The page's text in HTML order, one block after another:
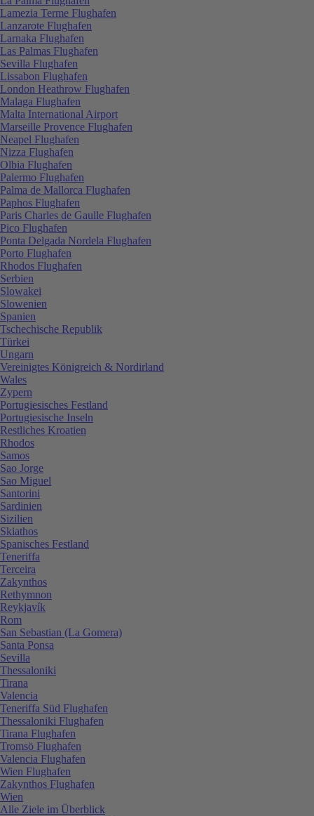
Lamezia Terme Flughafen
Lanzarote Flughafen
Larnaka Flughafen
Las Palmas Flughafen
Sevilla Flughafen
Lissabon Flughafen
London Heathrow Flughafen
Malaga Flughafen
Malta International Airport
Marseille Provence Flughafen
Neapel Flughafen
Nizza Flughafen
Olbia Flughafen
Palermo Flughafen
Palma de Mallorca Flughafen
Paphos Flughafen
Paris Charles de Gaulle Flughafen
Pico Flughafen
Ponta Delgada Nordela Flughafen
Porto Flughafen
Rhodos Flughafen
Serbien
Slowakei
Slowenien
Spanien
Tschechische Republik
Türkei
Ungarn
Vereinigtes Königreich & Nordirland
Wales
Zypern
Portugiesisches Festland
Portugiesische Inseln
Restliches Kroatien
Rhodos
Samos
Sao Jorge
Sao Miguel
Santorini
Sardinien
Sizilien
Skiathos
Spanisches Festland
Teneriffa
Terceira
Zakynthos
Rethymnon
Reykjavík
Rom
San Sebastian (La Gomera)
Santa Ponsa
Sevilla
Thessaloniki
Tirana
Valencia
Teneriffa Süd Flughafen
Thessaloniki Flughafen
Tirana Flughafen
Tromsö Flughafen
Valencia Flughafen
Wien Flughafen
Zakynthos Flughafen
Wien
Alle Ziele im Überblick